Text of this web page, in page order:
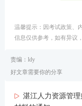
温馨提示：因考试政策、
信息仅供参考，如有异议
责编：ldy
好文章需要你的分享
湛江人力资源管